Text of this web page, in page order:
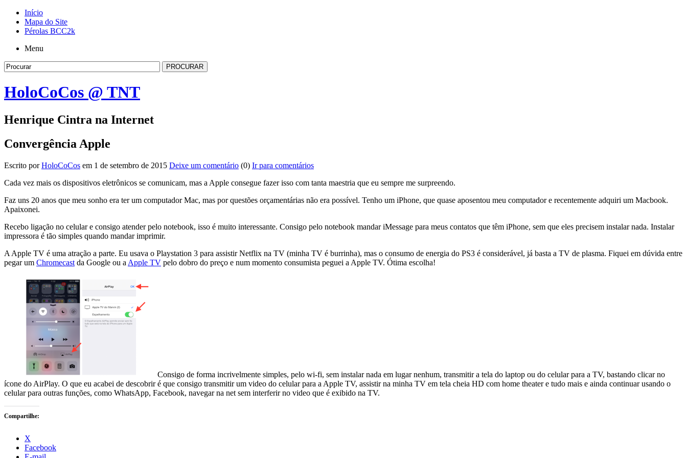
Início
Mapa do Site
Pérolas BCC2k
Menu
HoloCoCos @ TNT
Henrique Cintra na Internet
Convergência Apple
Escrito porHoloCoCos em 1 de setembro de 2015 Deixe um comentário (0) Ir para comentários
Cada vez mais os dispositivos eletrônicos se comunicam, mas a Apple consegue fazer isso com tanta maestria que eu sempre me surpreendo.
Faz uns 20 anos que meu sonho era ter um computador Mac, mas por questões orçamentárias não era possível. Tenho um iPhone, que quase aposentou meu computador e recentemente adquiri um Macbook.
Apaixonei.
Recebo ligação no celular e consigo atender pelo notebook, isso é muito interessante. Consigo pelo notebook mandar iMessage para meus contatos que têm iPhone, sem que eles precisem instalar nada. Instalar
impressora é tão simples quando mandar imprimir.
A Apple TV é uma atração a parte. Eu usava o Playstation 3 para assistir Netflix na TV (minha TV é burrinha), mas o consumo de energia do PS3 é considerável, já basta a TV de plasma. Fiquei em dúvida entre
pegar um Chromecast da Google ou a Apple TV pelo dobro do preço e num momento consumista peguei a Apple TV. Ótima escolha!
Consigo de forma incrivelmente simples, pelo wi-fi, sem instalar nada em lugar nenhum, transmitir a tela do laptop ou do celular para a TV, bastando clicar no
ícone do AirPlay. O que eu acabei de descobrir é que consigo transmitir um video do celular para a Apple TV, assistir na minha TV em tela cheia HD com home theater e tudo mais e ainda continuar usando o
celular para outras funções, como WhatsApp, Facebook, navegar na net sem interferir no video que é exibido na TV.
Compartilhe:
X
Facebook